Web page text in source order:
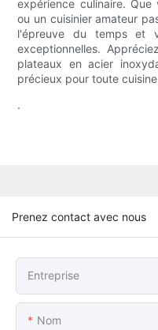
expérience culinaire.
ou un cuisinier amateur
l'épreuve du temps et
exceptionnelles.
plateaux en acier
précieux pour toute
.
Prenez contact avec nous
Entreprise
Nom